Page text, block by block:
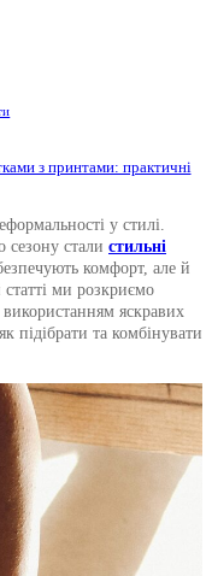
з принтами: практичні
у стилі.
сезону стали стильні
комфорт, але й
ми розкриємо
яскравих
та комбінувати